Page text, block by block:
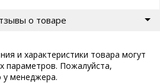
о товаре
и характеристики товара могут
параметров. Пожалуйста,
менеджера.